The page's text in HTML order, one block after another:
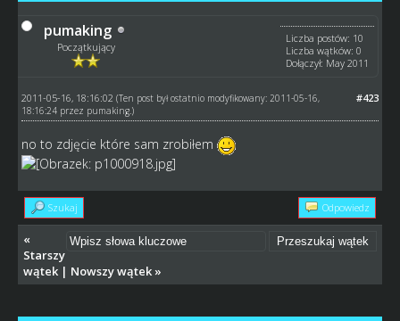
pumaking
Początkujący
Liczba postów: 10
Liczba wątków: 0
Dołączył: May 2011
#423
2011-05-16, 18:16:02 (Ten post był ostatnio modyfikowany: 2011-05-16,
18:16:24 przez pumaking.)
no to zdjęcie które sam zrobiłem
Szukaj Odpowiedz
«
Starszy
wątek| Nowszy wątek»